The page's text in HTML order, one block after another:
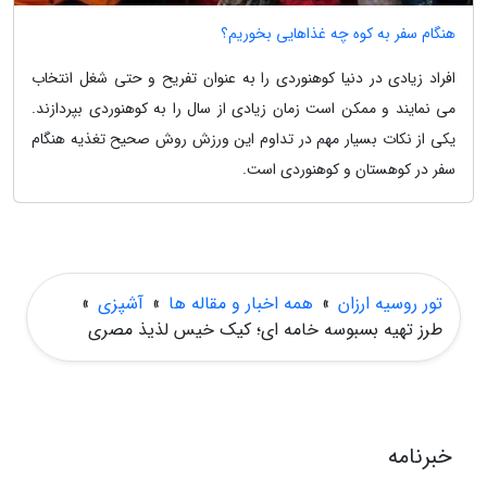
هنگام سفر به کوه چه غذاهایی بخوریم؟
افراد زیادی در دنیا کوهنوردی را به عنوان تفریح و حتی شغل انتخاب
می نمایند و ممکن است زمان زیادی از سال را به کوهنوردی بپردازند.
یکی از نکات بسیار مهم در تداوم این ورزش روش صحیح تغذیه هنگام
سفر در کوهستان و کوهنوردی است.
تور روسیه ارزان » همه اخبار و مقاله ها » آشپزی »
طرز تهیه بسبوسه خامه ای؛ کیک خیس لذیذ مصری
خبرنامه